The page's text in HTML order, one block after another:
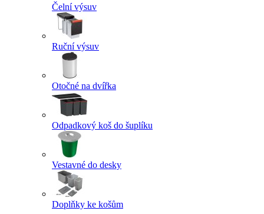
Čelní výsuv
Ruční výsuv
Otočné na dvířka
Odpadkový koš do šuplíku
Vestavné do desky
Doplňky ke košům